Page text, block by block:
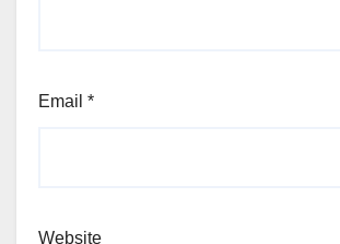
Email *
Website